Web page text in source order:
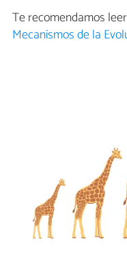
Te recomendamos
Mecanismos de la